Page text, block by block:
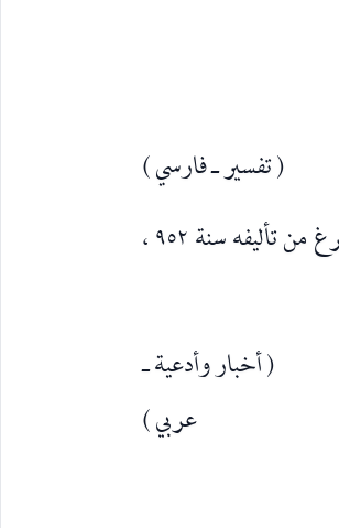
( تفسير ـ فارسي )
لمحمد بن الحسين المدعوّ بفخر الدين الحسيني السماكي ، فرغ من تأليفه سنة ٩٥٢ ،
( أخبار وأدعية ـ
عربي )